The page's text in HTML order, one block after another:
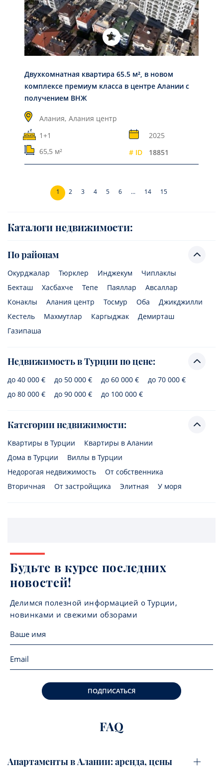
Двухкомнатная квартира 65.5 м², в новом
комплексе премиум класса в центре Алании c
получением ВНЖ
Алания, Алания центр
1+1
2025
65,5 м²
# ID 18851
1 2 3 4 5 6 ... 14 15
Каталоги недвижимости:
По районам
Окурджалар Тюрклер Инджекум
Чиплаклы
Бекташ
Хасбахче Тепе Паяллар
Авсаллар
Конаклы
Алания центр Тосмур Оба
Джикджилли
Кестель
Махмутлар Каргыджак
Демирташ
Газипаша
Недвижимость в Турции по цене:
до 40 000 € до 50 000 € до 60 000 €
до 70 000 €
до 80 000 €
до 90 000 € до 100 000 €
Категории недвижимости:
Квартиры в Турции
Квартиры в Алании
Дома в Турции
Виллы в Турции
Недорогая недвижимость
От собственника
Вторичная
От застройщика Элитная У моря
Будьте в курсе последних
новостей!
Делимся полезной информацией о Турции,
новинками и свежими обзорами
ПОДПИСАТЬСЯ
FAQ
Апартаменты в Алании: аренда, цены